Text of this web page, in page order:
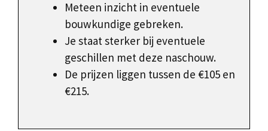
Meteen inzicht in eventuele
bouwkundige gebreken.
Je staat sterker bij eventuele
geschillen met deze naschouw.
De prijzen liggen tussen de €105 en
€215.